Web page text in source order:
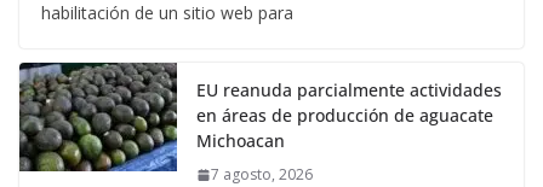
habilitación de un sitio web para
EU reanuda parcialmente actividades
en áreas de producción de aguacate
Michoacan
7 agosto, 2026